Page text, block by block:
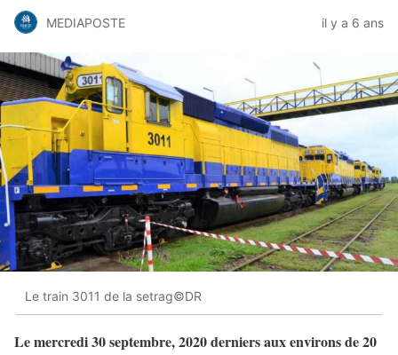
MEDIAPOSTE il y a 6 ans
Le train 3011 de la setrag©DR
Le mercredi 30 septembre, 2020 derniers aux environs de 20